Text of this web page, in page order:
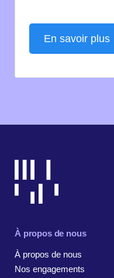
En savoir plus
À propos de nous
À propos de nous
Nos engagements